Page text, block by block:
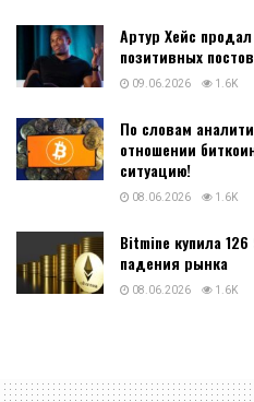
Артур Хейс
позитивных постов
09.06.2026 1.6K
По словам
отношении
ситуацию!
08.06.2026 1.6K
Bitmine купила
падения рынка
08.06.2026 1.6K